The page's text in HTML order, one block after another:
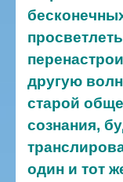
другую
старой
сознания,
один и тот